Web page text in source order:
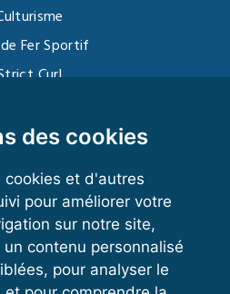
des cookies
cookies et d'autres
pour améliorer votre
sur notre site,
contenu personnalisé
pour analyser le
Fer Sportif
Curl
ESPACES
dirigeant
licencié